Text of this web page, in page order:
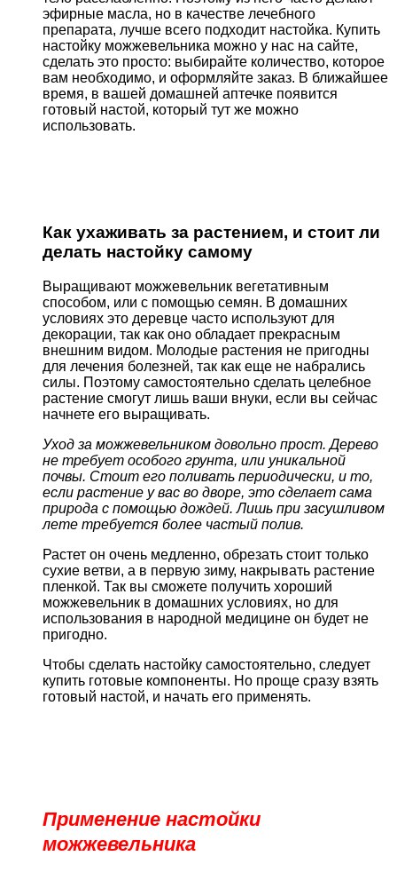
эфирные масла, но в качестве лечебного
препарата, лучше всего подходит настойка. Купить
настойку можжевельника можно у нас на сайте,
сделать это просто: выбирайте количество, которое
вам необходимо, и оформляйте заказ. В ближайшее
время, в вашей домашней аптечке появится
готовый настой, который тут же можно
использовать.
Как ухаживать за растением, и стоит ли
делать настойку самому
Выращивают можжевельник вегетативным
способом, или с помощью семян. В домашних
условиях это деревце часто используют для
декорации, так как оно обладает прекрасным
внешним видом. Молодые растения не пригодны
для лечения болезней, так как еще не набрались
силы. Поэтому самостоятельно сделать целебное
растение смогут лишь ваши внуки, если вы сейчас
начнете его выращивать.
Уход за можжевельником довольно прост. Дерево
не требует особого грунта, или уникальной
почвы. Стоит его поливать периодически, и то,
если растение у вас во дворе, это сделает сама
природа с помощью дождей. Лишь при засушливом
лете требуется более частый полив.
Растет он очень медленно, обрезать стоит только
сухие ветви, а в первую зиму, накрывать растение
пленкой. Так вы сможете получить хороший
можжевельник в домашних условиях, но для
использования в народной медицине он будет не
пригодно.
Чтобы сделать настойку самостоятельно, следует
купить готовые компоненты. Но проще сразу взять
готовый настой, и начать его применять.
Применение настойки
можжевельника